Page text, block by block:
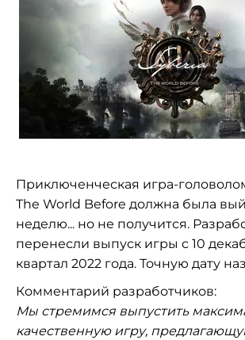
Приключенческая игра-
The World Before должна была
неделю... но не получится.
перенесли выпуск игры с 10
квартал 2022 года. Точную дату
Комментарий разработчиков:
Мы стремимся выпустить
качественную игру,